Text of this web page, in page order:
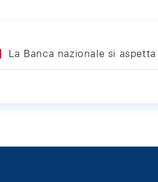
La Banca nazionale si